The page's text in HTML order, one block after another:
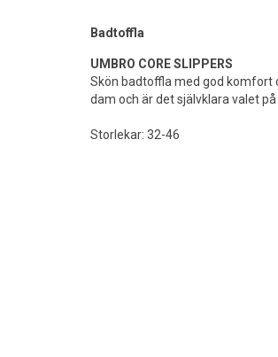
Badtoffla
UMBRO CORE SLIPPERS
Skön badtoffla med god komfort
dam och är det självklara valet
Storlekar: 32-46